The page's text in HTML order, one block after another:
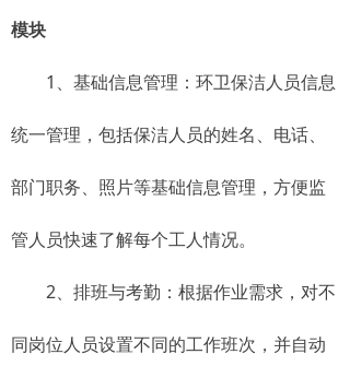
模块
1、基础信息管理：环卫保洁人员信息
统一管理，包括保洁人员的姓名、电话、
部门职务、照片等基础信息管理，方便监
管人员快速了解每个工人情况。
2、排班与考勤：根据作业需求，对不
同岗位人员设置不同的工作班次，并自动